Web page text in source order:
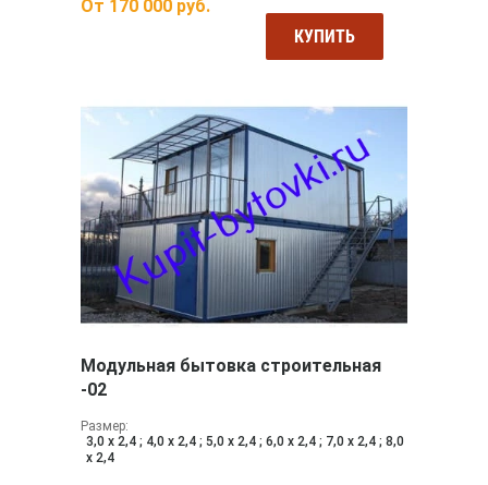
От 170 000 руб.
КУПИТЬ
Модульная бытовка строительная
-02
Размер:
3,0 х 2,4 ; 4,0 х 2,4 ; 5,0 х 2,4 ; 6,0 х 2,4 ; 7,0 х 2,4 ; 8,0
х 2,4